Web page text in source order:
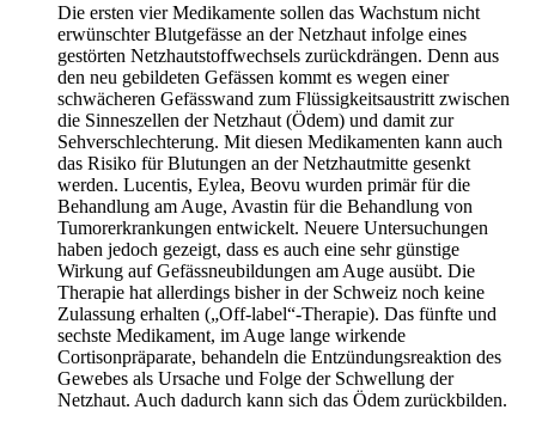
Die ersten vier Medikamente sollen das Wachstum nicht
erwünschter Blutgefässe an der Netzhaut infolge eines
gestörten Netzhautstoffwechsels zurückdrängen. Denn aus
den neu gebildeten Gefässen kommt es wegen einer
schwächeren Gefässwand zum Flüssigkeitsaustritt zwischen
die Sinneszellen der Netzhaut (Ödem) und damit zur
Sehverschlechterung. Mit diesen Medikamenten kann auch
das Risiko für Blutungen an der Netzhautmitte gesenkt
werden. Lucentis, Eylea, Beovu wurden primär für die
Behandlung am Auge, Avastin für die Behandlung von
Tumorerkrankungen entwickelt. Neuere Untersuchungen
haben jedoch gezeigt, dass es auch eine sehr günstige
Wirkung auf Gefässneubildungen am Auge ausübt. Die
Therapie hat allerdings bisher in der Schweiz noch keine
Zulassung erhalten („Off-label“-Therapie). Das fünfte und
sechste Medikament, im Auge lange wirkende
Cortisonpräparate, behandeln die Entzündungsreaktion des
Gewebes als Ursache und Folge der Schwellung der
Netzhaut. Auch dadurch kann sich das Ödem zurückbilden.